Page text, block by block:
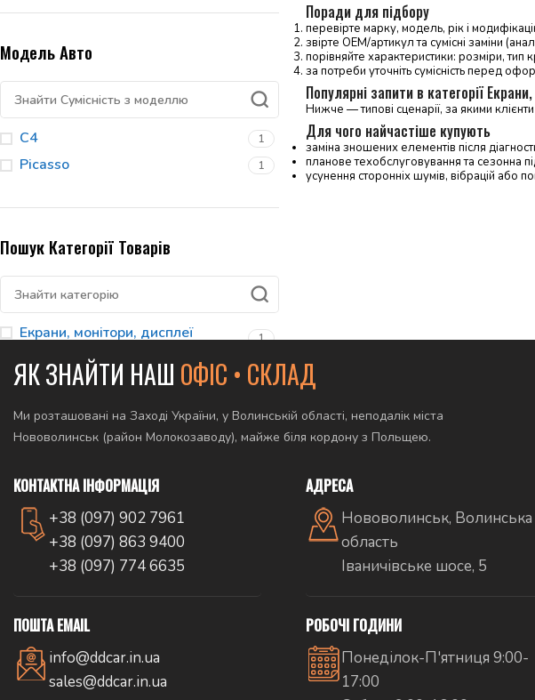
Модель Авто
C4 1
Picasso 1
Пошук Категорії Товарів
Екрани, монітори, дисплеї 1
Поради для підбору
перевірте марку, модель, рік і
звірте OEM/артикул та сумісні заміни
порівняйте характеристики: розміри, тип
за потреби уточніть сумісність перед
Популярні запити в категорії
Нижче — типові сценарії, за якими
Для чого найчастіше купують
заміна зношених елементів після
планове техобслуговування та сезонна
усунення сторонніх шумів, вібрацій або
ЯК ЗНАЙТИ НАШ ОФІС • СКЛАД
Ми розташовані на Заході України, у Волинській області, неподалік міста
Нововолинськ (район Молокозаводу), майже біля кордону з Польщею.
КОНТАКТНА ІНФОРМАЦІЯ
+38 (097) 902 7961
+38 (097) 863 9400
+38 (097) 774 6635
ПОШТА EMAIL
info@ddcar.in.ua
sales@ddcar.in.ua
АДРЕСА
Нововолинськ, Волинська
область
Іваничівське шосе, 5
РОБОЧІ ГОДИНИ
Понеділок-П'ятниця 9:00-
17:00